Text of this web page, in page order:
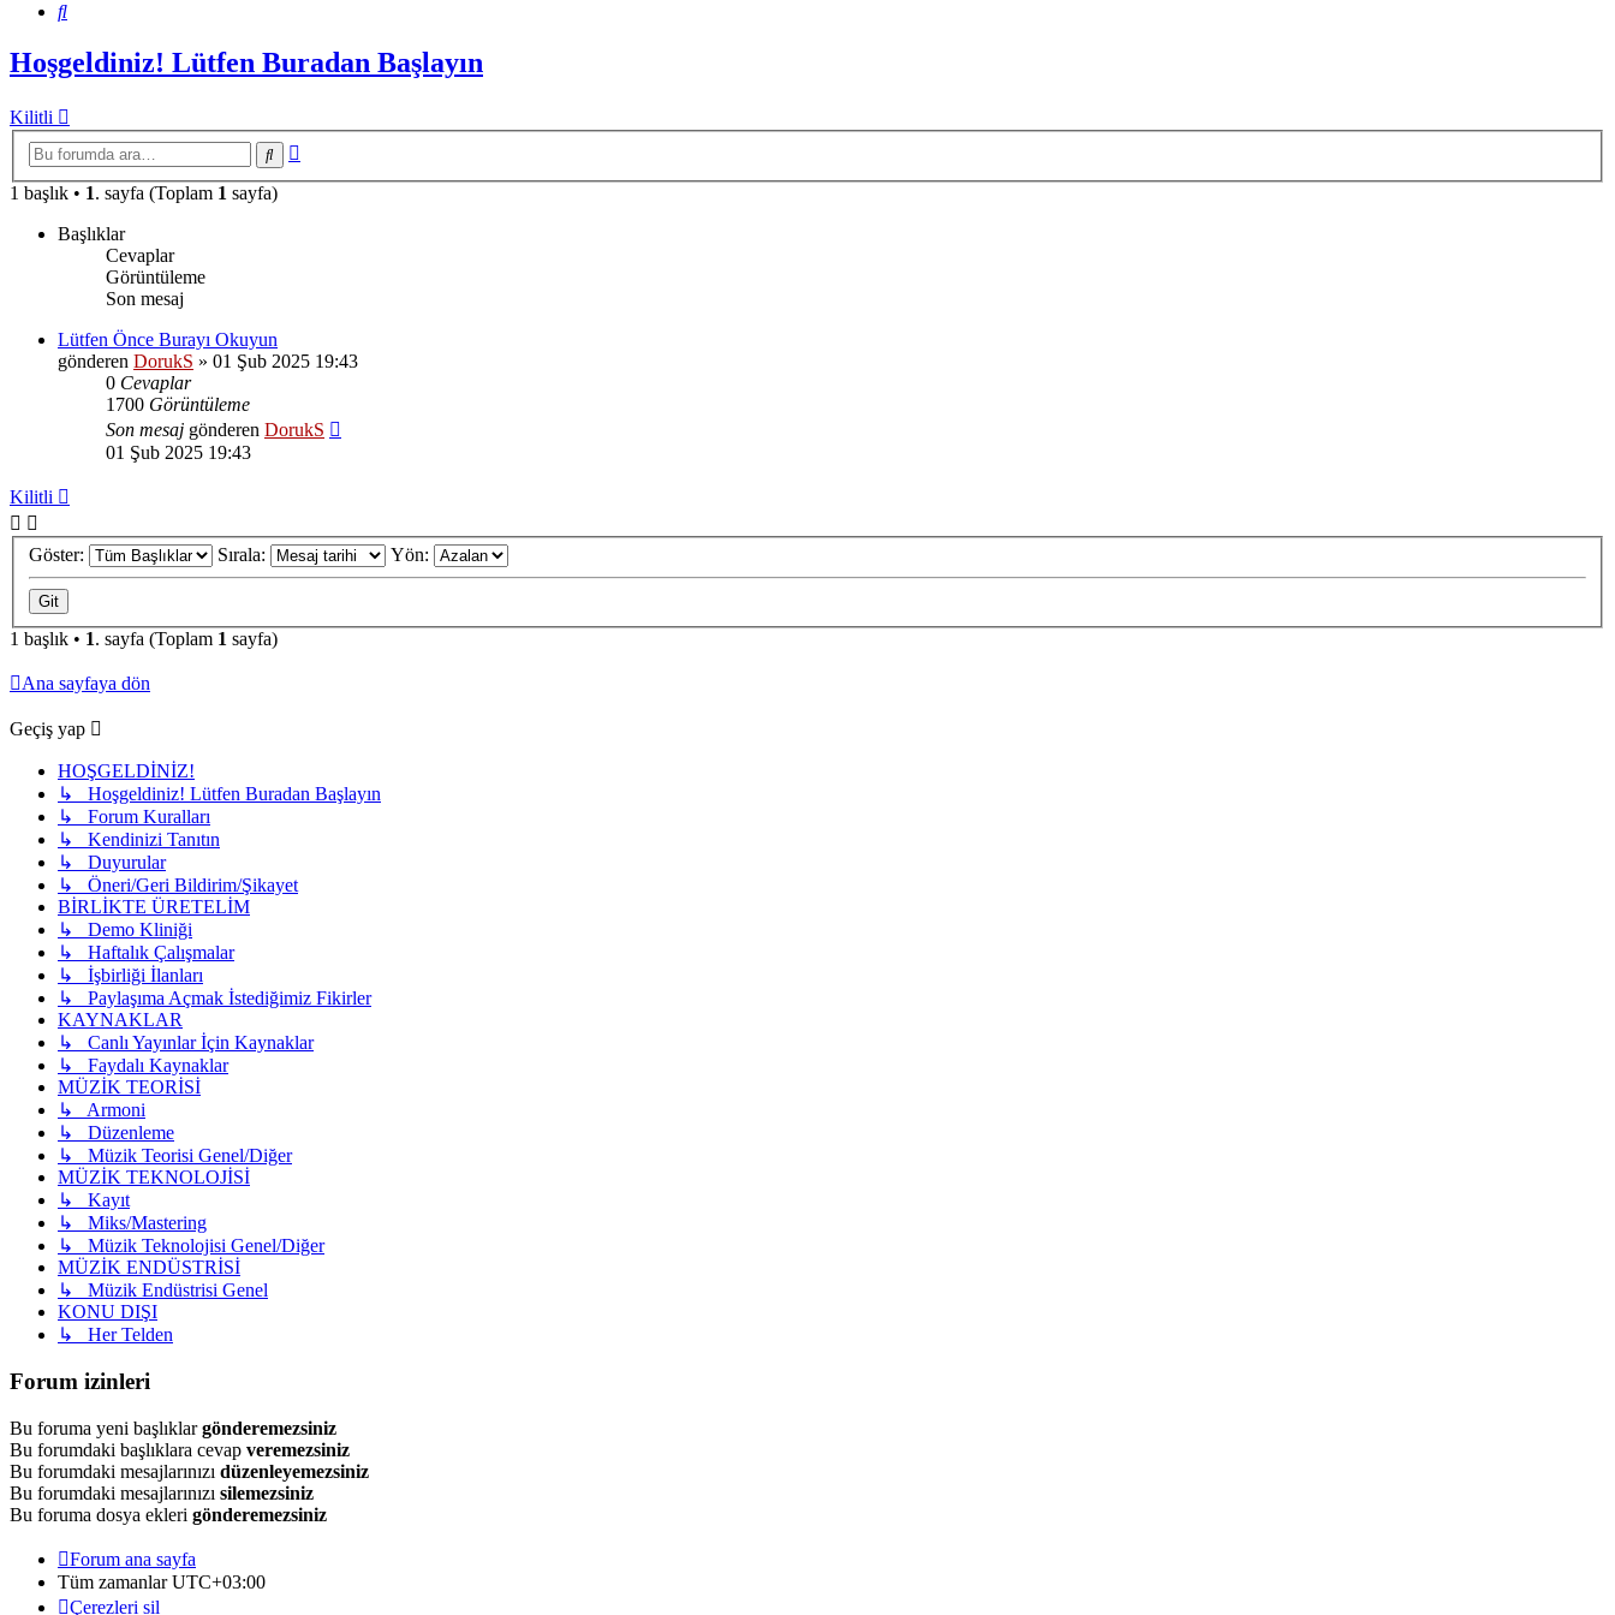
Ara
Hoşgeldiniz! Lütfen Buradan Başlayın
Kilitli
Ara
1 başlık • 1. sayfa (Toplam 1 sayfa)
Başlıklar
Cevaplar
Görüntüleme
Son mesaj
Lütfen Önce Burayı Okuyun
gönderen DorukS » 01 Şub 2025 19:43
0 Cevaplar
1700 Görüntüleme
Son mesaj gönderen DorukS
01 Şub 2025 19:43
Kilitli
Göster: Sırala: Yön:
1 başlık • 1. sayfa (Toplam 1 sayfa)
Ana sayfaya dön
Geçiş yap
HOŞGELDİNİZ!
↳ Hoşgeldiniz! Lütfen Buradan Başlayın
↳ Forum Kuralları
↳ Kendinizi Tanıtın
↳ Duyurular
↳ Öneri/Geri Bildirim/Şikayet
BİRLİKTE ÜRETELİM
↳ Demo Kliniği
↳ Haftalık Çalışmalar
↳ İşbirliği İlanları
↳ Paylaşıma Açmak İstediğimiz Fikirler
KAYNAKLAR
↳ Canlı Yayınlar İçin Kaynaklar
↳ Faydalı Kaynaklar
MÜZİK TEORİSİ
↳ Armoni
↳ Düzenleme
↳ Müzik Teorisi Genel/Diğer
MÜZİK TEKNOLOJİSİ
↳ Kayıt
↳ Miks/Mastering
↳ Müzik Teknolojisi Genel/Diğer
MÜZİK ENDÜSTRİSİ
↳ Müzik Endüstrisi Genel
KONU DIŞI
↳ Her Telden
Forum izinleri
Bu foruma yeni başlıklargönderemezsiniz
Bu forumdaki başlıklara cevap veremezsiniz
Bu forumdaki mesajlarınızı düzenleyemezsiniz
Bu forumdaki mesajlarınızı silemezsiniz
Bu foruma dosya ekleri gönderemezsiniz
Forum ana sayfa
Tüm zamanlarUTC+03:00
Çerezleri sil